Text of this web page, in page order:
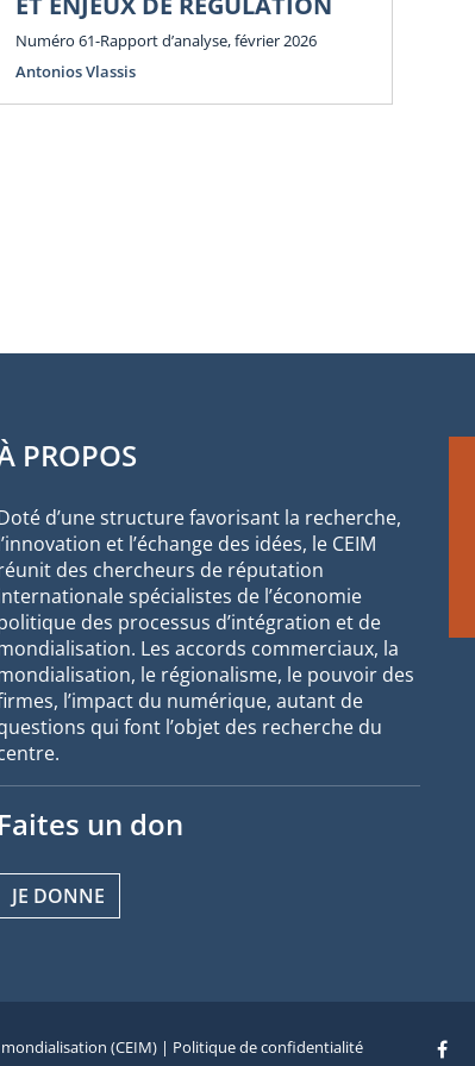
Numéro 61-Rapport d’analyse, février 2026
Antonios Vlassis
PROPOS
d’une structure favorisant la recherche,
et l’échange des idées, le CEIM
des chercheurs de réputation
spécialistes de l’économie
des processus d’intégration et de
Les accords commerciaux, la
le régionalisme, le pouvoir des
l’impact du numérique, autant de
qui font l’objet des recherche du
Faites un don
JE DONNE
(CEIM) | Politique de confidentialité